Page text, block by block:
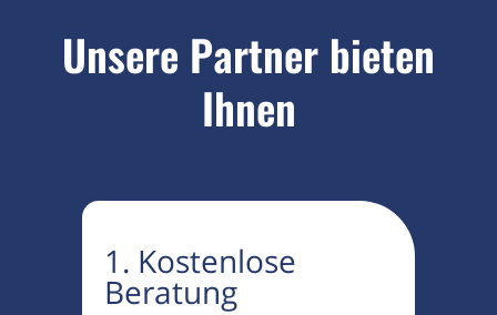
Unsere Partner bieten
Ihnen
1. Kostenlose
Beratung